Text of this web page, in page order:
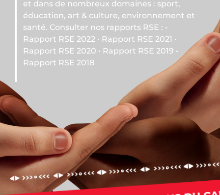
domaines : sport,
environnement et
rapports RSE : •
RSE 2021 •
Rapport RSE 2019 •